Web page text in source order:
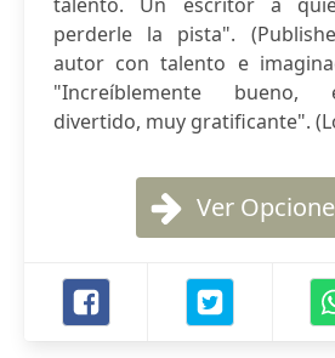
perderle la pista".
autor con talento e
"Increíblemente bueno,
divertido, muy gratificante".
Ver